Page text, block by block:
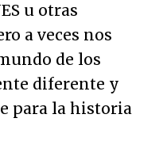
u otras
a veces nos
de los
diferente y
para la historia